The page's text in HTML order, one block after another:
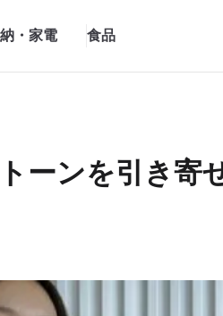
・家電 食品
ーンを引き寄